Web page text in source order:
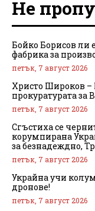
Не
Бойко Борисов ли
фабрика за
петък, 7 август 2026
Христо Широков –
прокуратурата за
петък, 7 август 2026
Сгъстиха се
корумпирана
за безнадеждно,
петък, 7 август 2026
Украйна учи
дронове!
петък, 7 август 2026